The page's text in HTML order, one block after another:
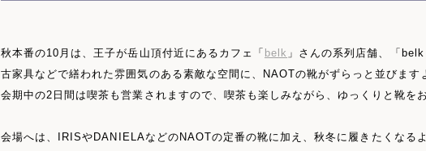
秋本番の10月は、王子が岳山頂付近にあるカフェ「 belk 」さんの系列店舗、「
古家具などで繕われた雰囲気のある素敵な空間に、NAOTの靴がずらっと並びます
会期中の2日間は喫茶も営業されますので、喫茶も楽しみながら、ゆっくりと靴を
会場へは、IRISやDANIELAなどのNAOTの定番の靴に加え、秋冬に履きたくなる